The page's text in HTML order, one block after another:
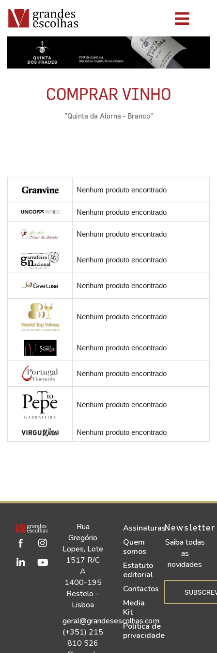
COMPRAR VINHO
"Quinta da Alorna - Branco"
Nenhum produto encontrado
Nenhum produto encontrado
Nenhum produto encontrado
Nenhum produto encontrado
Nenhum produto encontrado
Nenhum produto encontrado
Nenhum produto encontrado
Nenhum produto encontrado
Nenhum produto encontrado
Nenhum produto encontrado
Rua
Gregório
Lopes, Lote
1517 R/C
A
1400-195
Restelo –
Lisboa
geral@grandesescolhas.com
(+351) 215
810 526
Assinaturas
Quem
somos
Estatuto
editorial
Contactos
Media
Kit
Política de
privacidade
Newsletter
Saiba todas
as
novidades